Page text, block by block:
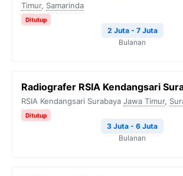
Timur, Samarinda
Ditutup
2 Juta - 7 Juta
Bulanan
Radiografer RSIA Kendangsari
RSIA Kendangsari Surabaya Jawa Timur,
Ditutup
3 Juta - 6 Juta
Bulanan